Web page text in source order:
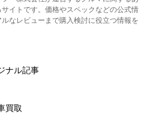
イトです。価格やスペックなどの公式情
なレビューまで購入検討に役立つ情報を
ナル記事
買取